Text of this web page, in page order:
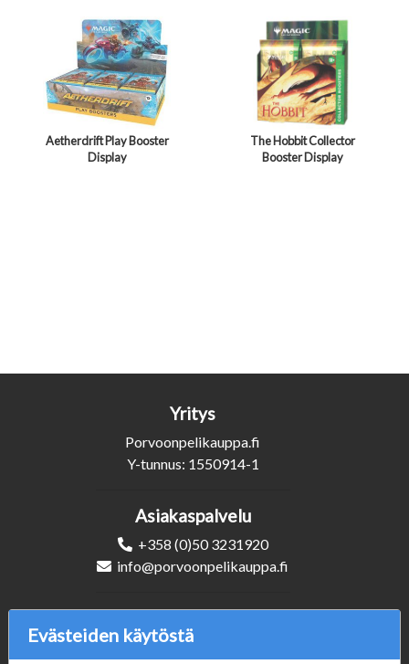
Aetherdrift Play Booster
Display
The Hobbit Collector
Booster Display
Yritys
Porvoonpelikauppa.fi
Y-tunnus: 1550914-1
Asiakaspalvelu
+358 (0)50 3231920
info@porvoonpelikauppa.fi
Evästeiden käytöstä